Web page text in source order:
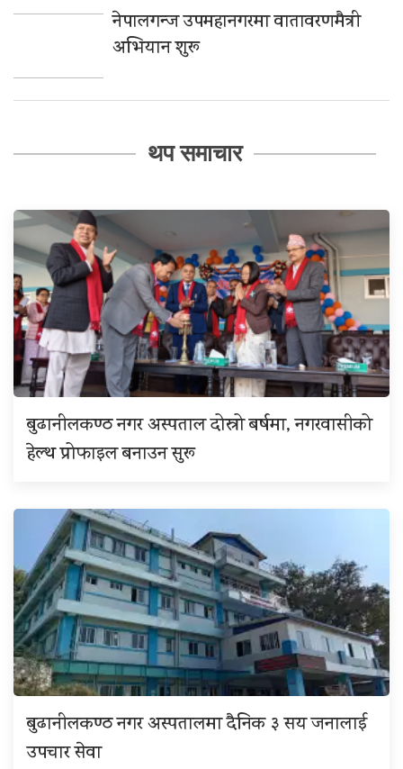
नेपालगन्ज उपमहानगरमा वातावरणमैत्री
अभियान शुरू
थप समाचार
बुढानीलकण्ठ नगर अस्पताल दोस्रो बर्षमा, नगरवासीको
हेल्थ प्रोफाइल बनाउन सुरू
बुढानीलकण्ठ नगर अस्पतालमा दैनिक ३ सय जनालाई
उपचार सेवा